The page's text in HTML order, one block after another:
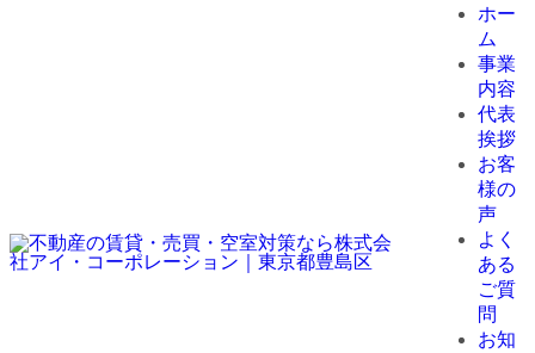
ホー
ム
事業
内容
代表
挨拶
お客
様の
声
よく
ある
ご質
問
お知